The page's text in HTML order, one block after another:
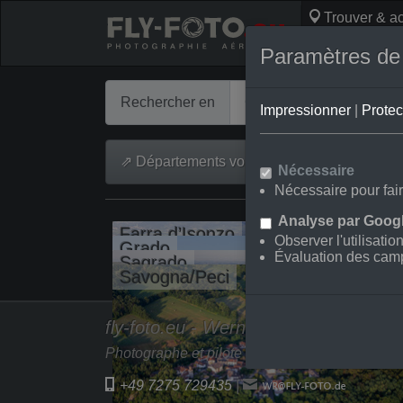
Trouver &
Rechercher en
⇗ Départements voisins
Farra d’Isonzo
Grado
Sagrado
Savogna/Peci
fly-foto.eu - Werner Riehm
Photographe et pilote depuis 2006
+49 7275 729435|
Paramètres
Impressionner
Nécessaire
Nécessaire pour
Analyse par
Observer
Évaluation des